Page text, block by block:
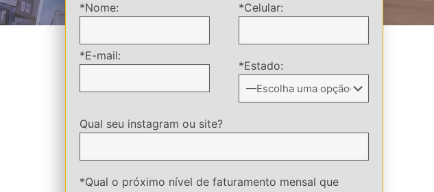
*Nome:
*E-mail:
*Celular:
*Estado:
Qual seu instagram ou site?
*Qual o próximo nível de faturamento mensal que